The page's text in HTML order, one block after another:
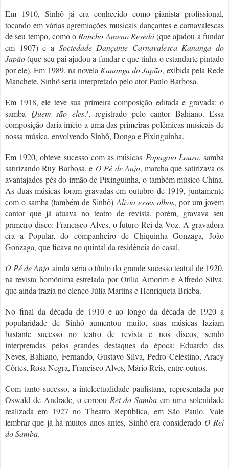
Em 1910, Sinhô já era conhecido como pianista profissional,
tocando em várias agremiações musicais dançantes e carnavalescas
de seu tempo, como o Rancho Ameno Resedá(que ajudou a fundar
em 1907) e a Sociedade Dançante Carnavalesca Kananga do
Japão(que seu pai ajudou a fundar e que tinha o estandarte pintado
por ele). Em 1989, na novela Kananga do Japão, exibida pela Rede
Manchete, Sinhô seria interpretado pelo ator Paulo Barbosa.
Em 1918, ele teve sua primeira composição editada e gravada: o
samba Quem são eles?, registrado pelo cantor Bahiano. Essa
composição daria início a uma das primeiras polêmicas musicais de
nossa música, envolvendo Sinhô, Donga e Pixinguinha.
Em 1920, obteve sucesso com as músicas Papagaio Louro, samba
satirizando Ruy Barbosa, e O Pé de Anjo, marcha que satirizava os
avantajados pés do irmão de Pixinguinha, o também músico China.
As duas músicas foram gravadas em outubro de 1919, juntamente
com o samba (também de Sinhô) Alivia esses olhos, por um jovem
cantor que já atuava no teatro de revista, porém, gravava seu
primeiro disco: Francisco Alves, o futuro Rei da Voz. A gravadora
era a Popular, do companheiro de Chiquinha Gonzaga, João
Gonzaga, que ficava no quintal da residência do casal.
O Pé de Anjo ainda seria o título do grande sucesso teatral de 1920,
na revista homônima estrelada por Otília Amorim e Alfredo Silva,
que ainda trazia no elenco Júlia Martins e Henriqueta Brieba.
No final da década de 1910 e ao longo da década de 1920 a
popularidade de Sinhô aumentou muito, suas músicas faziam
bastante sucesso no teatro de revista e nos discos, sendo
interpretadas pelos grandes destaques da época: Eduardo das
Neves, Bahiano, Fernando, Gustavo Silva, Pedro Celestino, Aracy
Côrtes, Rosa Negra, Francisco Alves, Mário Reis, entre outros.
Com tanto sucesso, a intelectualidade paulistana, representada por
Oswald de Andrade, o coroou Rei do Samba em uma solenidade
realizada em 1927 no Theatro República, em São Paulo. Vale
lembrar que já há muitos anos antes, Sinhô era considerado O Rei
do Samba.